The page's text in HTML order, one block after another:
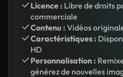
Licence : Libre de droits
commerciale
Contenu : Vidéos
Caractéristiques :
HD
Personnalisation :
générez de nouvelles